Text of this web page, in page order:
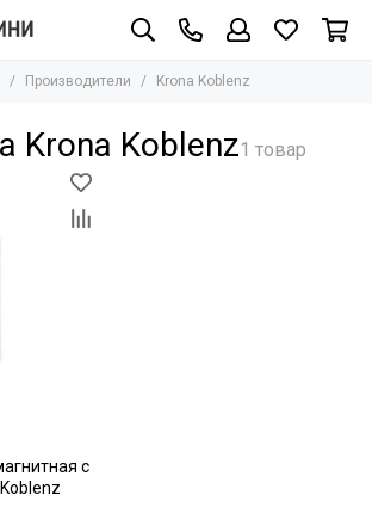
Производители Krona Koblenz
Krona Koblenz
с